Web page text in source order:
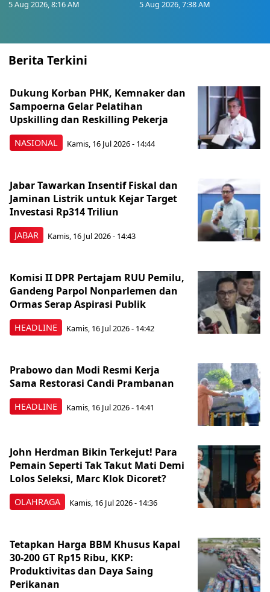
5 Aug 2026, 8:16 AM 5 Aug 2026, 7:38 AM
Berita Terkini
NASIONAL
Dukung Korban PHK, Kemnaker dan
Sampoerna Gelar Pelatihan
Upskilling dan Reskilling Pekerja
Kamis, 16 Jul 2026 - 14:44
JABAR
Jabar Tawarkan Insentif Fiskal dan
Jaminan Listrik untuk Kejar Target
Investasi Rp314 Triliun
Kamis, 16 Jul 2026 - 14:43
HEADLINE
Komisi II DPR Pertajam RUU Pemilu,
Gandeng Parpol Nonparlemen dan
Ormas Serap Aspirasi Publik
Kamis, 16 Jul 2026 - 14:42
HEADLINE
Prabowo dan Modi Resmi Kerja
Sama Restorasi Candi Prambanan
Kamis, 16 Jul 2026 - 14:41
OLAHRAGA
John Herdman Bikin Terkejut! Para
Pemain Seperti Tak Takut Mati Demi
Lolos Seleksi, Marc Klok Dicoret?
Kamis, 16 Jul 2026 - 14:36
Tetapkan Harga BBM Khusus Kapal
30-200 GT Rp15 Ribu, KKP:
Produktivitas dan Daya Saing
Perikanan